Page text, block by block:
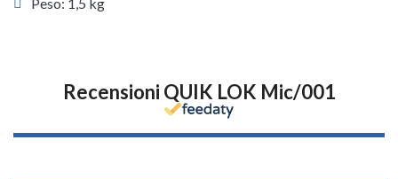
Recensioni QUIK LOK Mic/001